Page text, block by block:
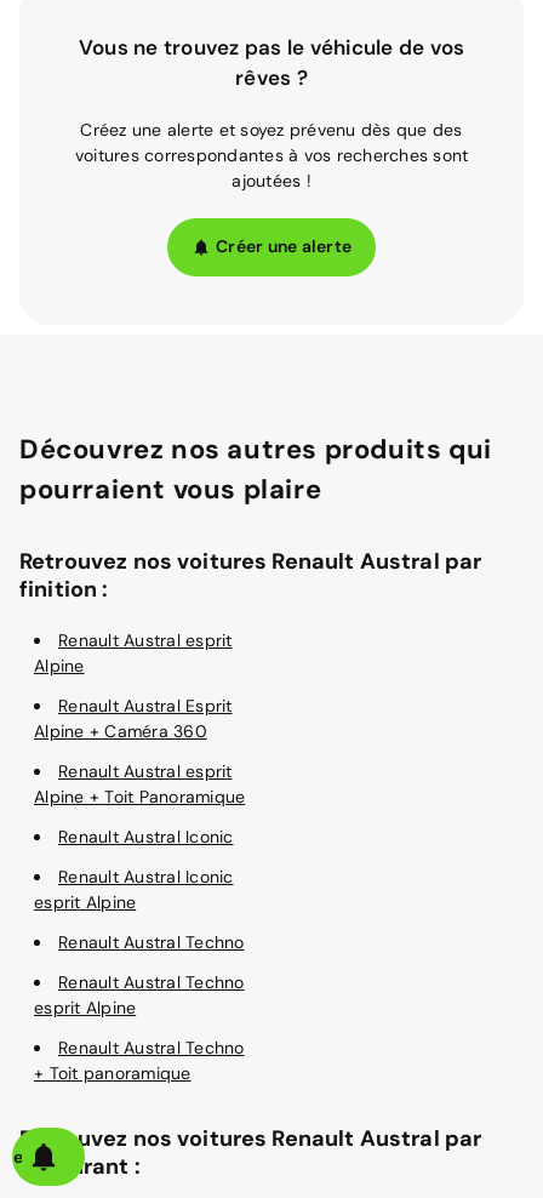
Vous ne trouvez pas le véhicule de vos
rêves ?
Créez une alerte et soyez prévenu dès que des
voitures correspondantes à vos recherches sont
ajoutées !
Créer une alerte
Découvrez nos autres produits qui
pourraient vous plaire
Retrouvez nos voitures Renault Austral par
finition :
Renault Austral esprit
Alpine
Renault Austral Esprit
Alpine + Caméra 360
Renault Austral esprit
Alpine + Toit Panoramique
Renault Austral Iconic
Renault Austral Iconic
esprit Alpine
Renault Austral Techno
Renault Austral Techno
esprit Alpine
Renault Austral Techno
+ Toit panoramique
Retrouvez nos voitures Renault Austral par
carburant :